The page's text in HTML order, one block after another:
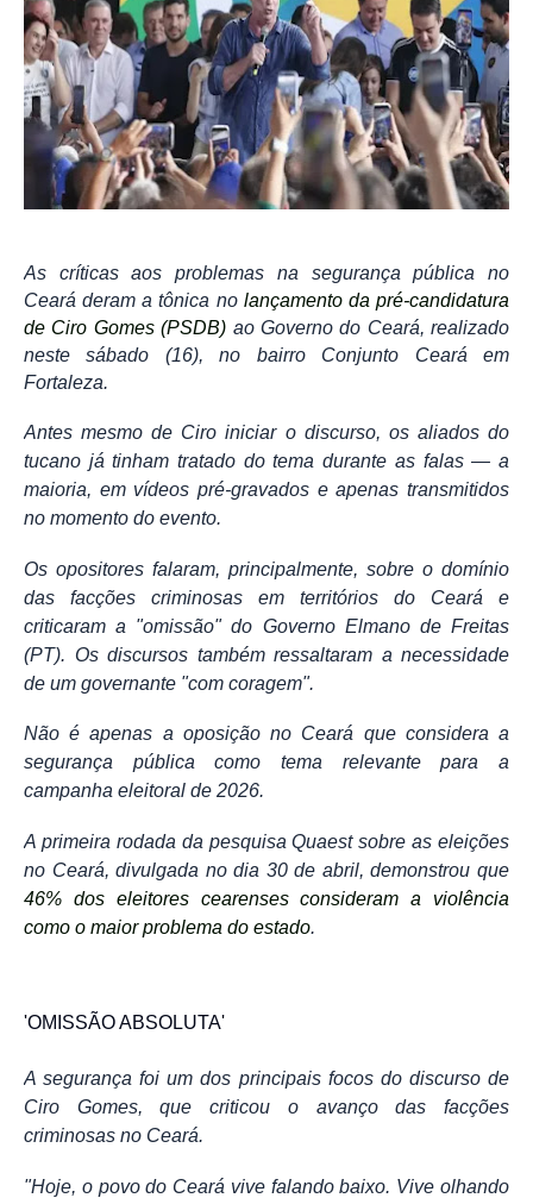
As críticas aos problemas na segurança pública no
Ceará deram a tônica nolançamento da pré-candidatura
de Ciro Gomes (PSDB) ao Governo do Ceará, realizado
neste sábado (16), no bairro Conjunto Ceará em
Fortaleza.
Antes mesmo de Ciro iniciar o discurso, os aliados do
tucano já tinham tratado do tema durante as falas — a
maioria, em vídeos pré-gravados e apenas transmitidos
no momento do evento.
Os opositores falaram, principalmente, sobre o domínio
das facções criminosas em territórios do Ceará e
criticaram a "omissão" do Governo Elmano de Freitas
(PT). Os discursos também ressaltaram a necessidade
de um governante "com coragem".
Não é apenas a oposição no Ceará que considera a
segurança pública como tema relevante para a
campanha eleitoral de 2026.
A primeira rodada da pesquisa Quaest sobre as eleições
no Ceará, divulgada no dia 30 de abril, demonstrou que
46% dos eleitores cearenses consideram a violência
como o maior problema do estado.
'OMISSÃO ABSOLUTA'
A segurança foi um dos principais focos do discurso de
Ciro Gomes, que criticou o avanço das facções
criminosas no Ceará.
"Hoje, o povo do Ceará vive falando baixo. Vive olhando